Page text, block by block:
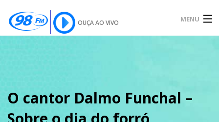
OUÇA AO VIVO MENU
SOBRE
O cantor Dalmo Funchal –